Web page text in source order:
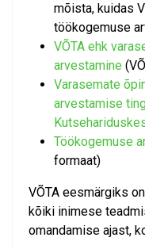
mõista, kuidas
töökogemuse
VÕTA ehk
arvestamine
Varasemate
arvestamise
Töökogemuse
formaat)
VÕTA eesmärgiks
kõiki inimese
omandamise ajast,